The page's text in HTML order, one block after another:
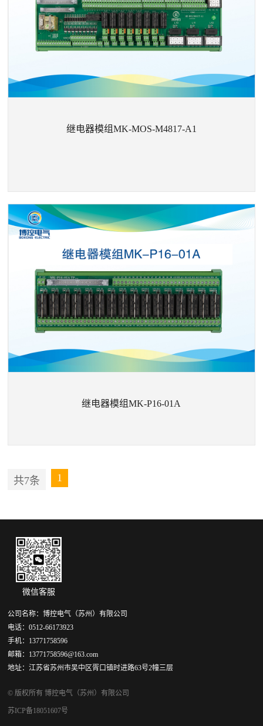
继电器模组MK-MOS-M4817-A1
+
继电器模组MK-MOS-M4817-A1
继电器模组MK-P16-01A
共7条 1
微信客服
公司名称：博控电气（苏州）有限公司
电话：0512-66173923
手机：13771758596
邮箱：13771758596@163.com
地址：江苏省苏州市吴中区胥口镇时进路63号2幢三层
© 版权所有 博控电气（苏州）有限公司
苏ICP备18051607号